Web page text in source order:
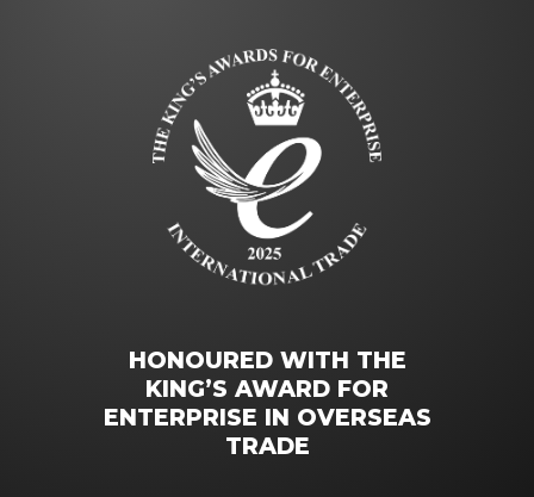
HONOURED WITH THE
KING’S AWARD FOR
ENTERPRISE IN OVERSEAS
TRADE